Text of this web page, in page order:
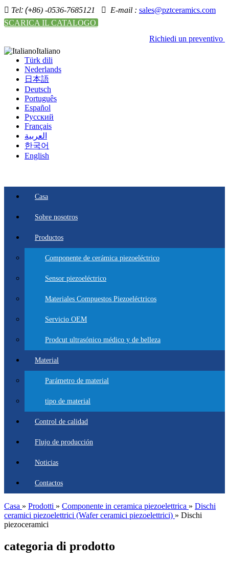
 Tel: (+86) -0536-7685121  E-mail : sales@pztceramics.com
SCARICA IL CATALOGO
Richiedi un preventivo
Italiano
Türk dili
Nederlands
日本語
Deutsch
Português
Español
Pусский
Français
العربية
한국어
English
Casa
Sobre nosotros
Productos
Componente de cerámica piezoeléctrico
Sensor piezoeléctrico
Materiales Compuestos Piezoeléctricos
Servicio OEM
Prodcut ultrasónico médico y de belleza
Material
Parámetro de material
tipo de material
Control de calidad
Flujo de producción
Noticias
Contactos
Casa » Prodotti » Componente in ceramica piezoelettrica » Dischi
ceramici piezoelettrici (Wafer ceramici piezoelettrici) » Dischi
piezoceramici
categoria di prodotto